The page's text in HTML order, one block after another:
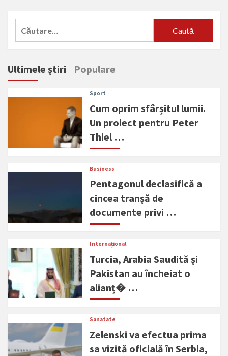
Caută
Ultimele știri Populare
Sport
Cum oprim sfârșitul lumii.
Un proiect pentru Peter
Thiel …
Business
Pentagonul declasifică a
cincea tranșă de
documente privi …
Internațional
Turcia, Arabia Saudită și
Pakistan au încheiat o
alianț� …
Sanatate
Zelenski va efectua prima
sa vizită oficială în Serbia,